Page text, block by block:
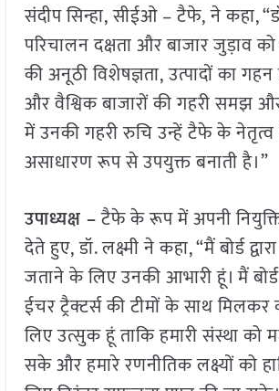
संदीप सिन्हा, सीईओ – टैफे, ने कहा,
परिचालन दक्षता और बाजार जुड़ाव
की अनूठी विशेषज्ञता, उत्पादों का गहन
और वैश्विक बाजारों की गहरी समझ
में उनकी गहरी रुचि उन्हें टैफे के
असाधारण रूप से उपयुक्त बनाती है।”
उपाध्यक्ष –टैफे के रूप में अपनी नियुक्ति
देते हुए, डॉ. लक्ष्मी ने कहा, “मैं बोर्ड
जताने के लिए उनकी आभारी हूं। मैं
ईचर ट्रैक्टर्स की टीमों के साथ
लिए उत्सुक हूं ताकि हमारी संस्था को
सके और हमारे रणनीतिक लक्ष्यों को